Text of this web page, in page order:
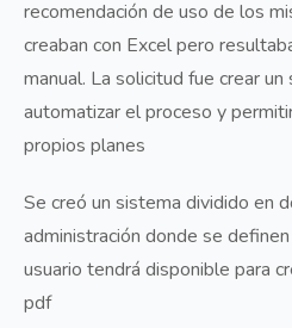
recomendación de uso de los
creaban con Excel pero
manual. La solicitud fue crear
automatizar el proceso y
propios planes
Se creó un sistema dividido en
administración donde se
usuario tendrá disponible para
pdf